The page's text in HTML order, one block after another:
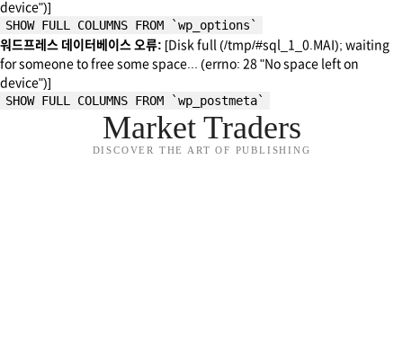
device")]
SHOW FULL COLUMNS FROM `wp_options`
워드프레스 데이터베이스 오류: [Disk full (/tmp/#sql_1_0.MAI); waiting
for someone to free some space... (errno: 28 "No space left on
device")]
SHOW FULL COLUMNS FROM `wp_postmeta`
Market Traders
DISCOVER THE ART OF PUBLISHING